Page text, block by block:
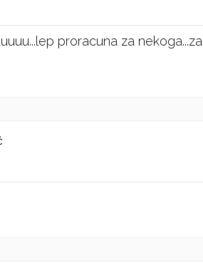
proracuna za